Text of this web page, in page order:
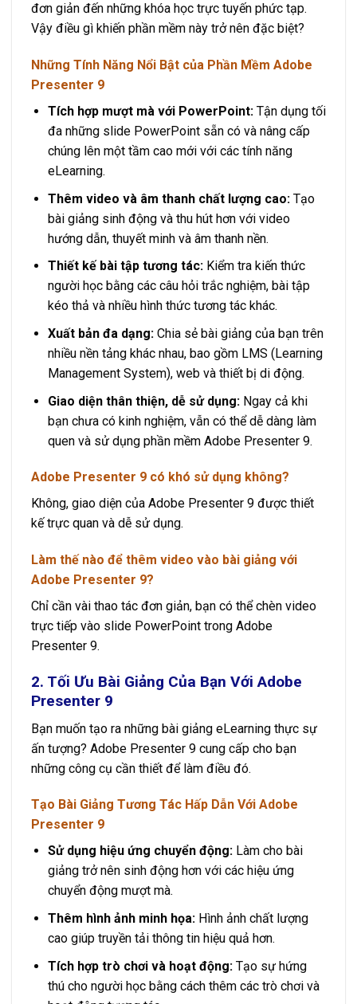
đơn giản đến những khóa học trực tuyến phức tạp.
Vậy điều gì khiến phần mềm này trở nên đặc biệt?
Những Tính Năng Nổi Bật của Phần Mềm Adobe
Presenter 9
Tích hợp mượt mà với PowerPoint:Tận dụng tối
đa những slide PowerPoint sẵn có và nâng cấp
chúng lên một tầm cao mới với các tính năng
eLearning.
Thêm video và âm thanh chất lượng cao:Tạo
bài giảng sinh động và thu hút hơn với video
hướng dẫn, thuyết minh và âm thanh nền.
Thiết kế bài tập tương tác:Kiểm tra kiến thức
người học bằng các câu hỏi trắc nghiệm, bài tập
kéo thả và nhiều hình thức tương tác khác.
Xuất bản đa dạng:Chia sẻ bài giảng của bạn trên
nhiều nền tảng khác nhau, bao gồm LMS (Learning
Management System), web và thiết bị di động.
Giao diện thân thiện, dễ sử dụng:Ngay cả khi
bạn chưa có kinh nghiệm, vẫn có thể dễ dàng làm
quen và sử dụng phần mềm Adobe Presenter 9.
Adobe Presenter 9 có khó sử dụng không?
Không, giao diện của Adobe Presenter 9 được thiết
kế trực quan và dễ sử dụng.
Làm thế nào để thêm video vào bài giảng với
Adobe Presenter 9?
Chỉ cần vài thao tác đơn giản, bạn có thể chèn video
trực tiếp vào slide PowerPoint trong Adobe
Presenter 9.
2. Tối Ưu Bài Giảng Của Bạn Với Adobe
Presenter 9
Bạn muốn tạo ra những bài giảng eLearning thực sự
ấn tượng? Adobe Presenter 9 cung cấp cho bạn
những công cụ cần thiết để làm điều đó.
Tạo Bài Giảng Tương Tác Hấp Dẫn Với Adobe
Presenter 9
Sử dụng hiệu ứng chuyển động:Làm cho bài
giảng trở nên sinh động hơn với các hiệu ứng
chuyển động mượt mà.
Thêm hình ảnh minh họa:Hình ảnh chất lượng
cao giúp truyền tải thông tin hiệu quả hơn.
Tích hợp trò chơi và hoạt động:Tạo sự hứng
thú cho người học bằng cách thêm các trò chơi và